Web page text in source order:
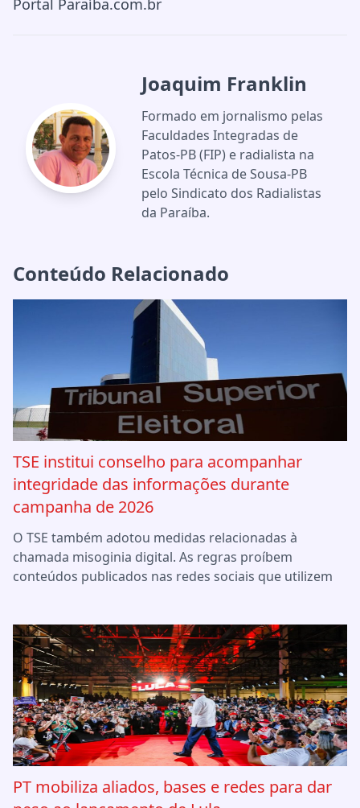
Portal Paraíba.com.br
Joaquim Franklin
Formado em jornalismo pelas
Faculdades Integradas de
Patos-PB (FIP) e radialista na
Escola Técnica de Sousa-PB
pelo Sindicato dos Radialistas
da Paraíba.
Conteúdo Relacionado
TSE institui conselho para acompanhar
integridade das informações durante
campanha de 2026
O TSE também adotou medidas relacionadas à
chamada misoginia digital. As regras proíbem
conteúdos publicados nas redes sociais que utilizem
PT mobiliza aliados, bases e redes para dar